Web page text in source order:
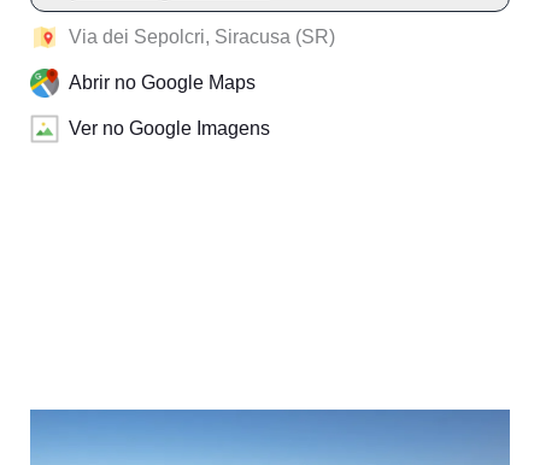
Via dei Sepolcri, Siracusa (SR)
Abrir no Google Maps
Ver no Google Imagens